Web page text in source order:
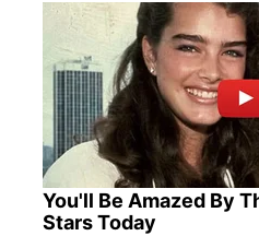
You'll Be Amazed By
Stars Today